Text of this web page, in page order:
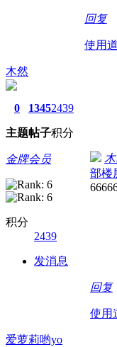
回复
使用
木然
0
主题
1345
帖子
2439
积分
金牌会员
积分
2439
发消息
部楼
回复
使用
爱萝莉哟yo